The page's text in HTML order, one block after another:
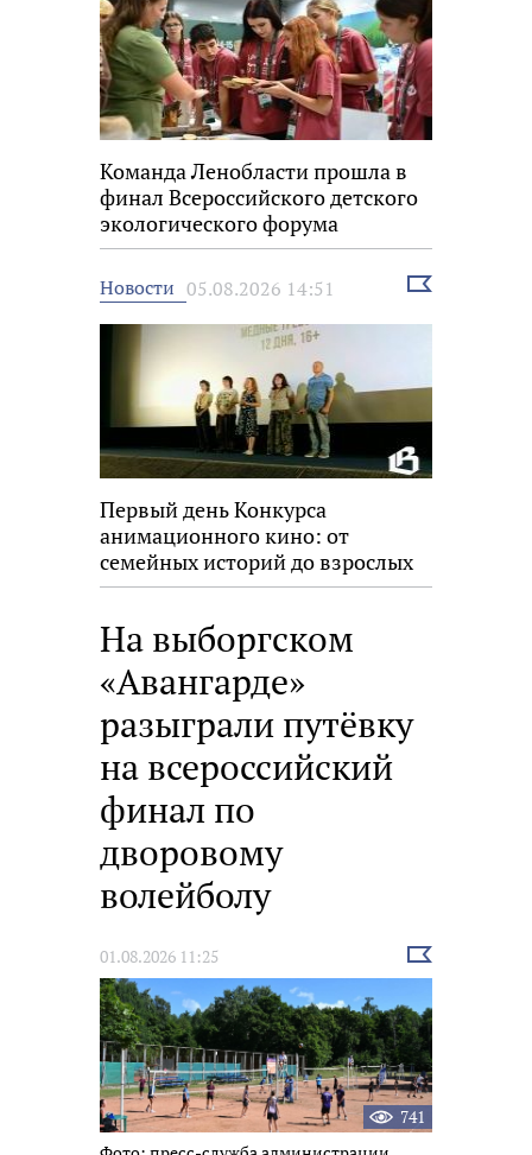
Команда Ленобласти прошла в
финал Всероссийского детского
экологического форума
Новости 05.08.2026 14:51
Выбрать
Первый день Конкурса
анимационного кино: от
семейных историй до взрослых
размышлений
На выборгском
«Авангарде»
разыграли путёвку
на всероссийский
финал по
дворовому
волейболу
01.08.2026 11:25
Выбрать
новость
741